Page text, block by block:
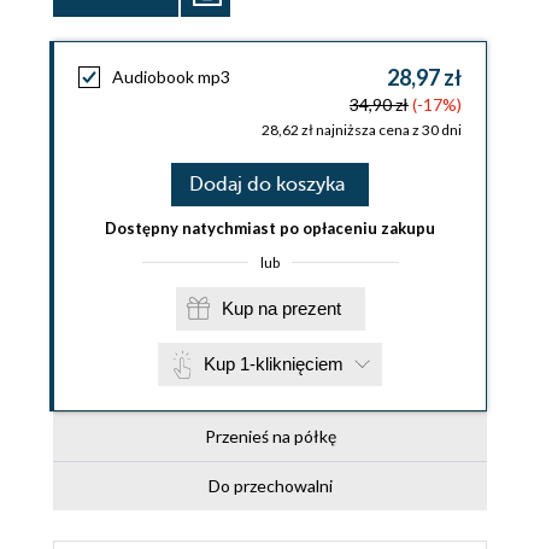
Audiobook mp3 28,97 zł
34,90 zł(-17%)
28,62 zł najniższa cena z 30 dni
Dodaj do koszyka
Dostępny natychmiast po opłaceniu zakupu
lub
Kup na prezent
Kup 1-kliknięciem
Przenieś na półkę
Do przechowalni